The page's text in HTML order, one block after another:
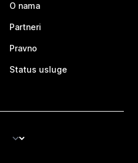
O nama
Partneri
Pravno
Status usluge